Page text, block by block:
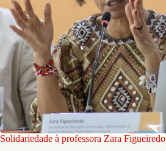
Solidariedade à professora Zara Figueiredo